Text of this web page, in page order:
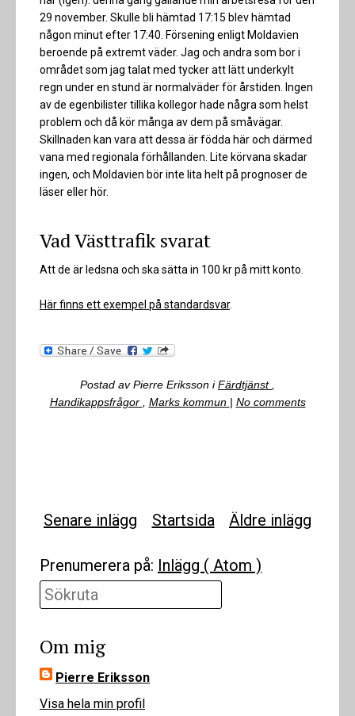
29 november. Skulle bli hämtad 17:15 blev hämtad
någon minut efter 17:40. Försening enligt Moldavien
beroende på extremt väder. Jag och andra som bor i
området som jag talat med tycker att lätt underkylt
regn under en stund är normalväder för årstiden. Ingen
av de egenbilister tillika kollegor hade några som helst
problem och då kör många av dem på småvägar.
Skillnaden kan vara att dessa är födda här och därmed
vana med regionala förhållanden. Lite körvana skadar
ingen, och Moldavien bör inte lita helt på prognoser de
läser eller hör.
Vad Västtrafik svarat
Att de är ledsna och ska sätta in 100 kr på mitt konto.
Här finns ett exempel på standardsvar.
Postad avPierre Eriksson iFärdtjänst
Handikappsfrågor
Marks kommun | No comments
Senare inlägg Äldre inlägg
Startsida
Prenumerera på: Inlägg ( Atom )
Sökruta
Om mig
Pierre Eriksson
Visa hela min profil